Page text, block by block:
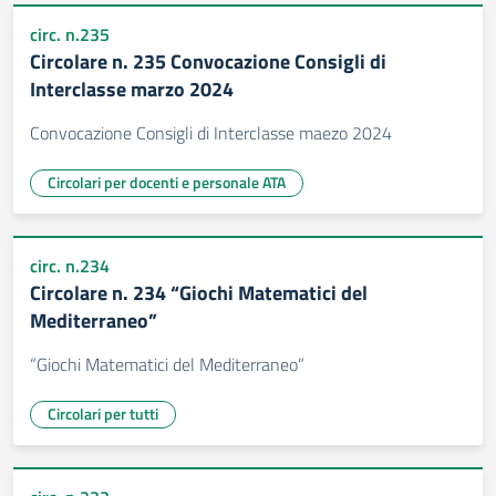
circ. n.235
Circolare n. 235 Convocazione Consigli di
Interclasse marzo 2024
Convocazione Consigli di Interclasse maezo 2024
Circolari per docenti e personale ATA
circ. n.234
Circolare n. 234 “Giochi Matematici del
Mediterraneo”
“Giochi Matematici del Mediterraneo”
Circolari per tutti